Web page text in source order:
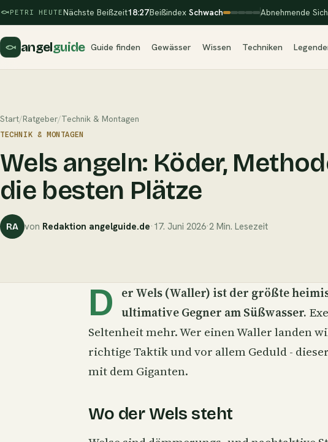
PETRI HEUTENächste Beißzeit18:27Beißindex Schwach Abnehmende
angelguide Guide finden Gewässer Wissen Techniken
Start/Ratgeber/Technik & Montagen
TECHNIK & MONTAGEN
Wels angeln: Köder,
die besten Plätze
RA von Redaktion angelguide.de· 17. Juni 2026·2 Min. Lesezeit
D erWels(Waller) ist der größte
ultimative Gegner am Süßwasser.
Seltenheit mehr. Wer einen Waller landen
richtige Taktik und vor allem Geduld -
mit dem Giganten.
Wo der Wels steht